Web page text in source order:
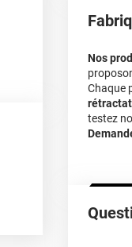
Nos
Chaque
testez